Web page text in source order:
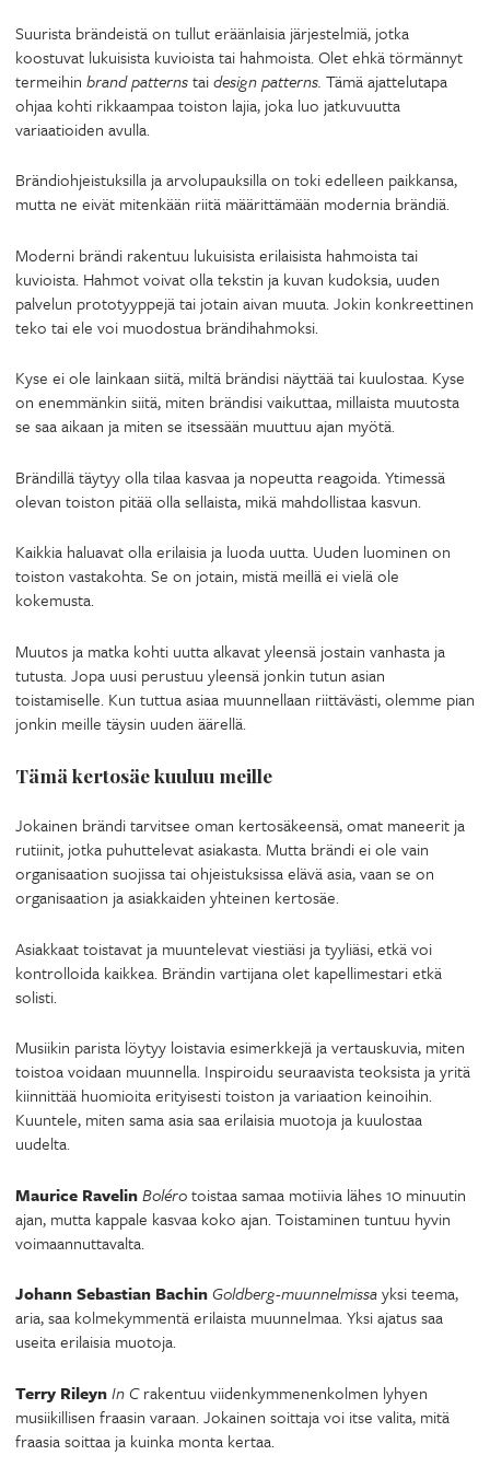
Suurista brändeistä on tullut eräänlaisia järjestelmiä, jotka
koostuvat lukuisista kuvioista tai hahmoista. Olet ehkä törmännyt
termeihin brand patternstaidesign patterns. Tämä ajattelutapa
ohjaa kohti rikkaampaa toiston lajia, joka luo jatkuvuutta
variaatioiden avulla.
Brändiohjeistuksilla ja arvolupauksilla on toki edelleen paikkansa,
mutta ne eivät mitenkään riitä määrittämään modernia brändiä.
Moderni brändi rakentuu lukuisista erilaisista hahmoista tai
kuvioista. Hahmot voivat olla tekstin ja kuvan kudoksia, uuden
palvelun prototyyppejä tai jotain aivan muuta. Jokin konkreettinen
teko tai ele voi muodostua brändihahmoksi.
Kyse ei ole lainkaan siitä, miltä brändisi näyttää tai kuulostaa. Kyse
on enemmänkin siitä, miten brändisi vaikuttaa, millaista muutosta
se saa aikaan ja miten se itsessään muuttuu ajan myötä.
Brändillä täytyy olla tilaa kasvaa ja nopeutta reagoida. Ytimessä
olevan toiston pitää olla sellaista, mikä mahdollistaa kasvun.
Kaikkia haluavat olla erilaisia ja luoda uutta. Uuden luominen on
toiston vastakohta. Se on jotain, mistä meillä ei vielä ole
kokemusta.
Muutos ja matka kohti uutta alkavat yleensä jostain vanhasta ja
tutusta. Jopa uusi perustuu yleensä jonkin tutun asian
toistamiselle. Kun tuttua asiaa muunnellaan riittävästi, olemme pian
jonkin meille täysin uuden äärellä.
Tämä kertosäe kuuluu meille
Jokainen brändi tarvitsee oman kertosäkeensä, omat maneerit ja
rutiinit, jotka puhuttelevat asiakasta. Mutta brändi ei ole vain
organisaation suojissa tai ohjeistuksissa elävä asia, vaan se on
organisaation ja asiakkaiden yhteinen kertosäe.
Asiakkaat toistavat ja muuntelevat viestiäsi ja tyyliäsi, etkä voi
kontrolloida kaikkea. Brändin vartijana olet kapellimestari etkä
solisti.
Musiikin parista löytyy loistavia esimerkkejä ja vertauskuvia, miten
toistoa voidaan muunnella. Inspiroidu seuraavista teoksista ja yritä
kiinnittää huomioita erityisesti toiston ja variaation keinoihin.
Kuuntele, miten sama asia saa erilaisia muotoja ja kuulostaa
uudelta.
Maurice RavelinBolérotoistaa samaa motiivia lähes 10 minuutin
ajan, mutta kappale kasvaa koko ajan. Toistaminen tuntuu hyvin
voimaannuttavalta.
Johann Sebastian BachinGoldberg-muunnelmissayksi teema,
aria, saa kolmekymmentä erilaista muunnelmaa. Yksi ajatus saa
useita erilaisia muotoja.
Terry RileynIn Crakentuu viidenkymmenenkolmen lyhyen
musiikillisen fraasin varaan. Jokainen soittaja voi itse valita, mitä
fraasia soittaa ja kuinka monta kertaa.